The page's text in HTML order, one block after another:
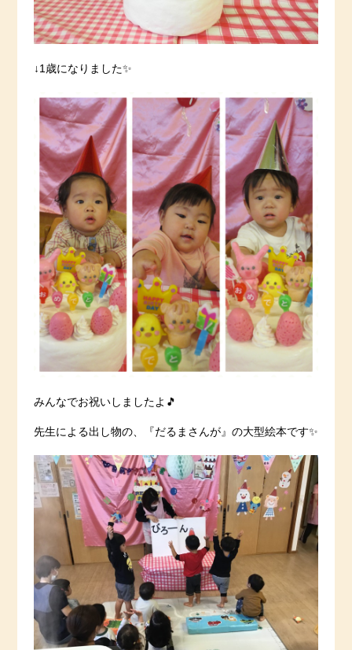
↓1歳になりました✨
みんなでお祝いしましたよ🎵
先生による出し物の、『だるまさんが』の大型絵本です✨